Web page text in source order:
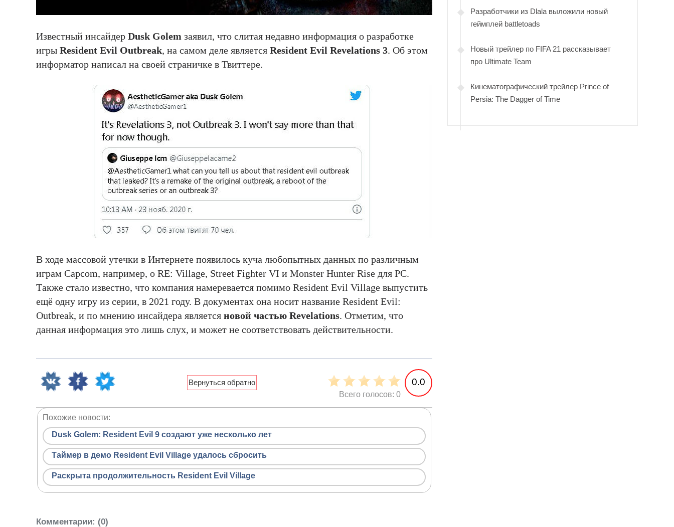
Известный инсайдер Dusk Golem заявил, что слитая недавно информация о разработке
игры Resident Evil Outbreak, на самом деле является Resident Evil Revelations 3. Об этом
информатор написал на своей страничке в Твиттере.
В ходе массовой утечки в Интернете появилось куча любопытных данных по различным
играм Capcom, например, о RE: Village, Street Fighter VI и Monster Hunter Rise для PC.
Также стало известно, что компания намеревается помимо Resident Evil Village выпустить
ещё одну игру из серии, в 2021 году. В документах она носит название Resident Evil:
Outbreak, и по мнению инсайдера является новой частью Revelations. Отметим, что
данная информация это лишь слух, и может не соответствовать действительности.
0.0
Всего голосов: 0
Похожие новости:
Dusk Golem: Resident Evil 9 создают уже несколько лет
Таймер в демо Resident Evil Village удалось сбросить
Раскрыта продолжительность Resident Evil Village
Комментарии: (0)
Разработчики из Dlala выложили новый
геймплей battletoads
Новый трейлер по FIFA 21 рассказывает
про Ultimate Team
Кинематографический трейлер Prince of
Persia: The Dagger of Time